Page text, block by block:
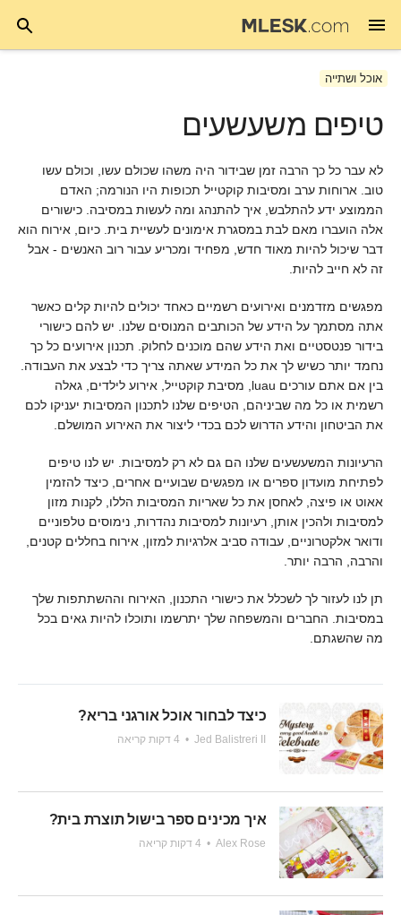
אוכל ושתייה
טיפים משעשעים
לא עבר כל כך הרבה זמן שבידור היה משהו שכולם עשו, וכולם עשו
טוב. ארוחות ערב ומסיבות קוקטייל תכופות היו הנורמה; האדם
הממוצע ידע להתלבש, איך להתנהג ומה לעשות במסיבה. כישורים
אלה הועברו מאם לבת במסגרת אימונים לעשיית בית. כיום, אירוח הוא
דבר שיכול להיות מאוד חדש, מפחיד ומכריע עבור רוב האנשים - אבל
זה לא חייב להיות.
מפגשים מזדמנים ואירועים רשמיים כאחד יכולים להיות קלים כאשר
אתה מסתמך על הידע של הכותבים המנוסים שלנו. יש להם כישורי
בידור פנטסטיים ואת הידע שהם מוכנים לחלוק. תכנון אירועים כל כך
נחמד יותר כשיש לך את כל המידע שאתה צריך כדי לבצע את העבודה.
בין אם אתם עורכים luau, מסיבת קוקטייל, אירוע לילדים, גאלה
רשמית או כל מה שביניהם, הטיפים שלנו לתכנון המסיבות יעניקו לכם
את הביטחון והידע הדרוש לכם בכדי ליצור את האירוע המושלם.
הרעיונות המשעשעים שלנו הם גם לא רק למסיבות. יש לנו טיפים
לפתיחת מועדון ספרים או מפגשים שבועיים אחרים, כיצד להזמין
אאוט או פיצה, לאחסן את כל שאריות המסיבות הללו, לקנות מזון
למסיבות ולהכין אותן, רעיונות למסיבות נהדרות, נימוסים טלפוניים
ודואר אלקטרוניים, עבודה סביב אלרגיות למזון, אירוח בחללים קטנים,
והרבה, הרבה יותר.
תן לנו לעזור לך לשכלל את כישורי התכנון, האירוח וההשתתפות שלך
במסיבות. החברים והמשפחה שלך יתרשמו ותוכלו להיות גאים בכל
מה שהשגתם.
כיצד לבחור אוכל אורגני בריא?
Jed Balistreri II
•
איך מכינים ספר בישול תוצרת בית?
Alex Rose
•